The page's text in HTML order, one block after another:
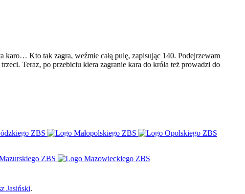
Kto tak zagra, weźmie całą pulę, zapisując 140. Podejrzewam
Teraz, po przebiciu kiera zagranie kara do króla też prowadzi do
Jasiński.